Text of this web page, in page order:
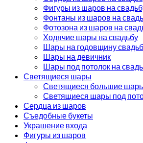
Фигуры из шаров на
Фонтаны из шаров на
Фотозона из шаров на
Ходячие шары на свадьбу
Шары на годовщину
Шары на девичник
Шары под потолок на
Светящиеся шары
Светящиеся большие
Светящиеся шары под
Сердца из шаров
Съедобные букеты
Украшение входа
Фигуры из шаров